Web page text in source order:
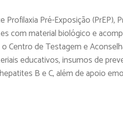
Profilaxia Pré-Exposição (PrEP),
com material biológico e
Centro de Testagem e
educativos, insumos de
B e C, além de apoio